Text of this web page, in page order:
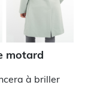
motard
à briller